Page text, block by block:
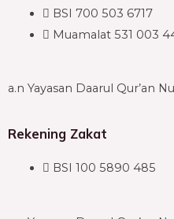
BSI 700 503 6717
Muamalat 531 003
a.n Yayasan Daarul Qur’an
Rekening Zakat
BSI 100 5890 485